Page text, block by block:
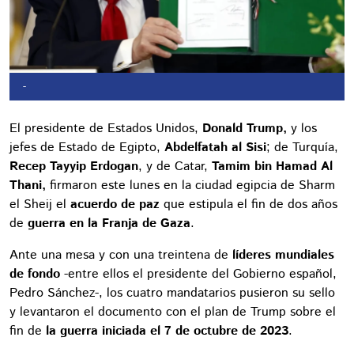
-
El presidente de Estados Unidos, Donald Trump, y los
jefes de Estado de Egipto, Abdelfatah al Sisi; de Turquía,
Recep Tayyip Erdogan, y de Catar, Tamim bin Hamad Al
Thani, firmaron este lunes en la ciudad egipcia de Sharm
el Sheij el acuerdo de paz que estipula el fin de dos años
de guerra en la Franja de Gaza.
Ante una mesa y con una treintena de líderes mundiales
de fondo -entre ellos el presidente del Gobierno español,
Pedro Sánchez-, los cuatro mandatarios pusieron su sello
y levantaron el documento con el plan de Trump sobre el
fin de la guerra iniciada el 7 de octubre de 2023.